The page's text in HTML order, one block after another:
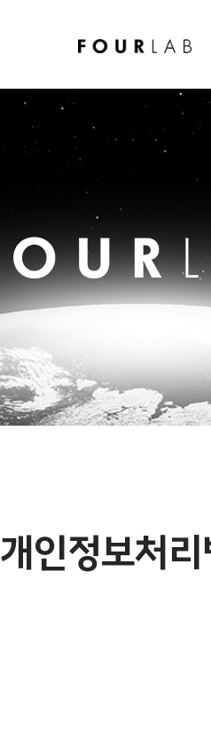
개인정보처